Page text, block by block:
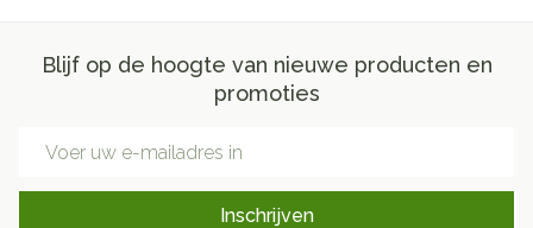
Blijf op de hoogte van nieuwe producten en
promoties
Inschrijven